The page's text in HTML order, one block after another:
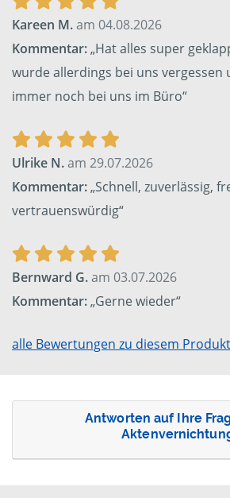
Kareen M.am 04.08.2026
Kommentar:„Hat alles super
wurde allerdings bei uns vergessen
immer noch bei uns im Büro“
Ulrike N.am 29.07.2026
Kommentar:„Schnell, zuverlässig,
vertrauenswürdig“
Bernward G.am 03.07.2026
Kommentar:„Gerne wieder“
alle Bewertungen zu diesem Produkt
Antworten auf Ihre